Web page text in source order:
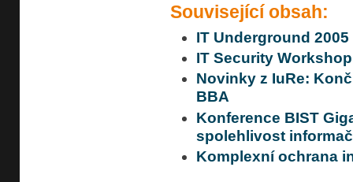
Související obsah:
IT Underground 2005
IT Security
Novinky z IuRe:
BBA
Konference BIST
spolehlivost
Komplexní ochrana